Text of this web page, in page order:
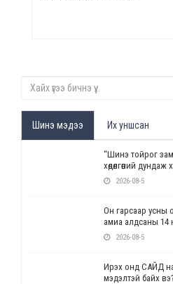
Шинэ мэдээ Их уншсан
“Шинэ тойрог
хөдөлгөөний
2026-08-5
Он гарсаар усны
амиа алдсаны 14
2026-08-5
Ирэх онд САЙД
мэдэлтэй байх